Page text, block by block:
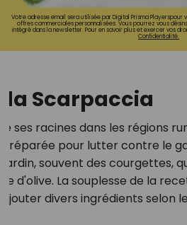
Votre adresse email sera utilisée par Digital Prisma
offres commerciales personnalisées. Vous pourrez vous
intégré dans la newsletter. Pour en savoir plus et exercer vos
Confidentialité.
la Scarpaccia
ses racines dans les régions
pour lutter contre le
jardin, souvent des courgettes,
d'olive. La souplesse de la
divers ingrédients selon